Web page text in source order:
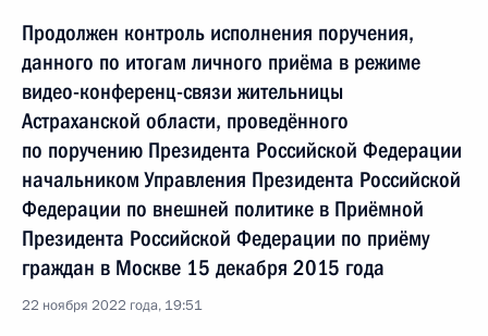
Продолжен контроль исполнения поручения,
данного по итогам личного приёма в режиме
видео-конференц-связи жительницы
Астраханской области, проведённого
по поручению Президента Российской Федерации
начальником Управления Президента Российской
Федерации по внешней политике в Приёмной
Президента Российской Федерации по приёму
граждан в Москве 15 декабря 2015 года
22 ноября 2022 года, 19:51